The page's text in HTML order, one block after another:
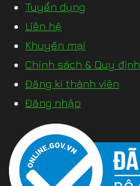
Tuyển dụng
Liên hệ
Khuyến mại
Chính sách & Quy định
Đăng kí thành viên
Đăng nhập